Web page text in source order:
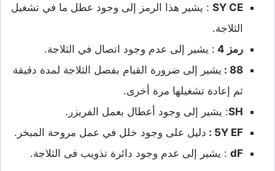
SY CE : يشير هذا الرمز إلى وجود عطل ما في تشغيل
الثلاجة.
رمز 4
: يشير إلى عدم وجود اتصال في الثلاجة.
88 :
يشير إلى ضرورة القيام بفصل الثلاجة لمدة دقيقة
ثم إعادة تشغيلها مرة أخرى.
SH: يشير إلى وجود أعطال بعمل الفريزر.
5Y EF
: دليل على وجود خلل في عمل مروحة المبخر.
dF : يشير إلى عدم وجود دائرة تذويب فى الثلاجة.